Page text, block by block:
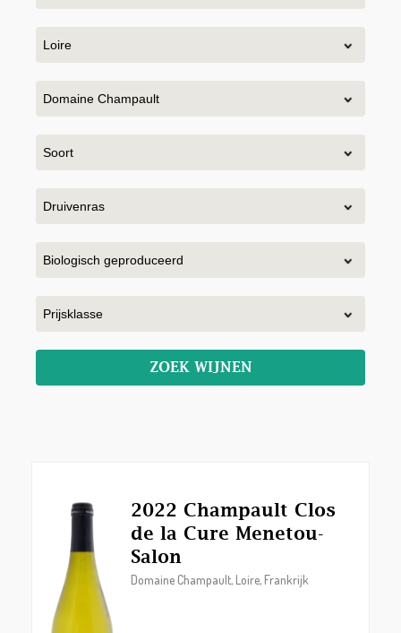
ZOEK WIJNEN
2022 Champault Clos
de la Cure Menetou-
Salon
Domaine Champault, Loire, Frankrijk